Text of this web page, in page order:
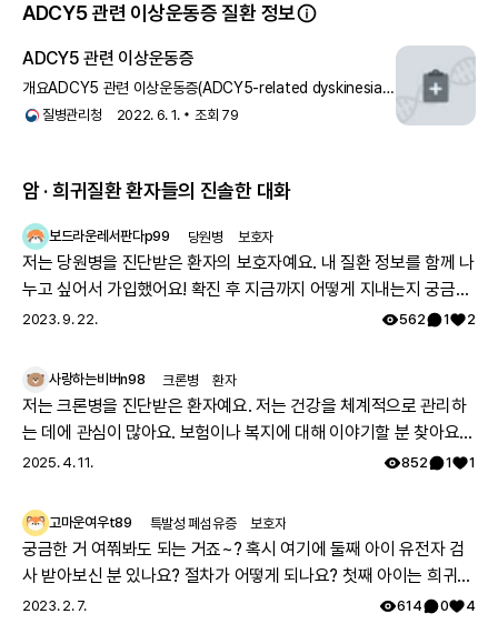
참고 문헌 6건
ADCY5 관련 이상운동증 질환 정보
ADCY5 관련 이상운동증
개요ADCY5 관련 이상운동증(ADCY5-related dyskinesia)
은 전 세계적으로 100명 이하의 환자가 발견된 드문 유전
질병관리청 2022. 6. 1. 조회 79
암 · 희귀질환 환자들의 진솔한 대화
보드라운레서판다p99 당원병 보호자
저는 당원병을 진단받은 환자의 보호자예요. 내 질환 정보를 함께 나
누고 싶어서 가입했어요! 확진 후 지금까지 어떻게 지내는지 궁금해
요 🔍
2023. 9. 22. 562 1 2
사랑하는비버n98 크론병 환자
저는 크론병을 진단받은 환자예요. 저는 건강을 체계적으로 관리하
는 데에 관심이 많아요. 보험이나 복지에 대해 이야기할 분 찾아요
👏🏻
2025. 4. 11. 852 1 1
고마운여우t89 특발성 폐섬유증 보호자
궁금한 거 여쭤봐도 되는 거죠~? 혹시 여기에 둘째 아이 유전자 검
사 받아보신 분 있나요? 절차가 어떻게 되나요? 첫째 아이는 희귀질
환 진단받았고, 당시에 애기 아빠랑 저랑 유전자 검사했는데 돌연변
2023. 2. 7. 614 0 4